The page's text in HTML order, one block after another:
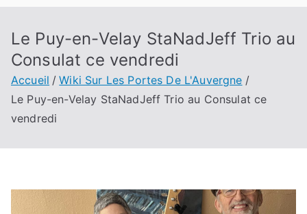
Le Puy-en-Velay StaNadJeff Trio au
Consulat ce vendredi
Accueil
Wiki Sur Les Portes De L'Auvergne
Le Puy-en-Velay StaNadJeff Trio au Consulat ce
vendredi